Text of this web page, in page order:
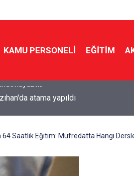
KAMU PERSONELİ EĞİTİM
atama yapıldı
64 Saatlik Eğitim: Müfredatta Hangi